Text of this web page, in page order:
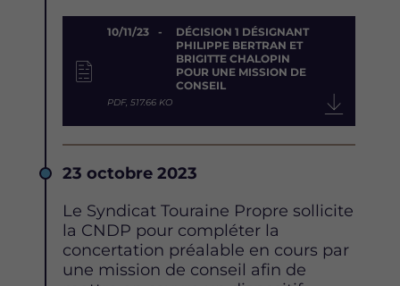
Document
10/11/23
DÉCISION 1 DÉSIGNANT
PHILIPPE BERTRAN ET
BRIGITTE CHALOPIN
POUR UNE MISSION DE
CONSEIL
PDF, 517.66 KO
Date
23 octobre 2023
Description
Le Syndicat Touraine Propre sollicite
la CNDP pour compléter la
concertation préalable en cours par
une mission de conseil afin de